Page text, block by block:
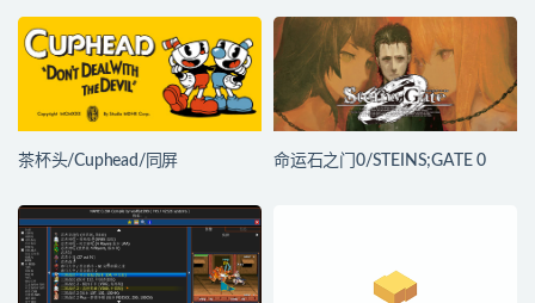
茶杯头/Cuphead/同屏 命运石之门0/STEINS;GATE 0